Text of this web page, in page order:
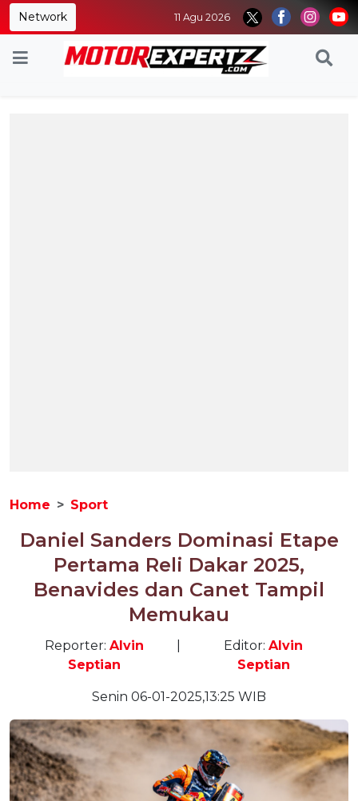
Network 11 Agu 2026
Home Sport
Daniel Sanders Dominasi Etape
Pertama Reli Dakar 2025,
Benavides dan Canet Tampil
Memukau
Reporter: Alvin
Septian
Editor:Alvin
Septian
Senin 06-01-2025,13:25 WIB